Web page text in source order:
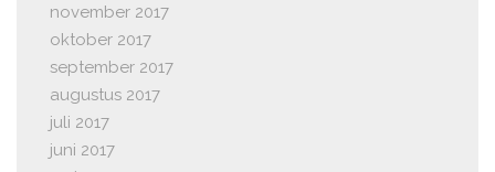
november 2017
oktober 2017
september 2017
augustus 2017
juli 2017
juni 2017